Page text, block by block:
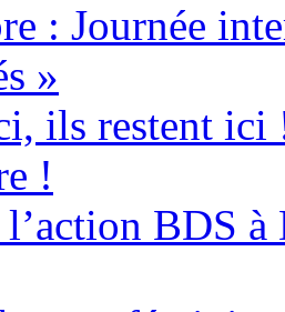
: Journée
»
ils restent ici
!
BDS